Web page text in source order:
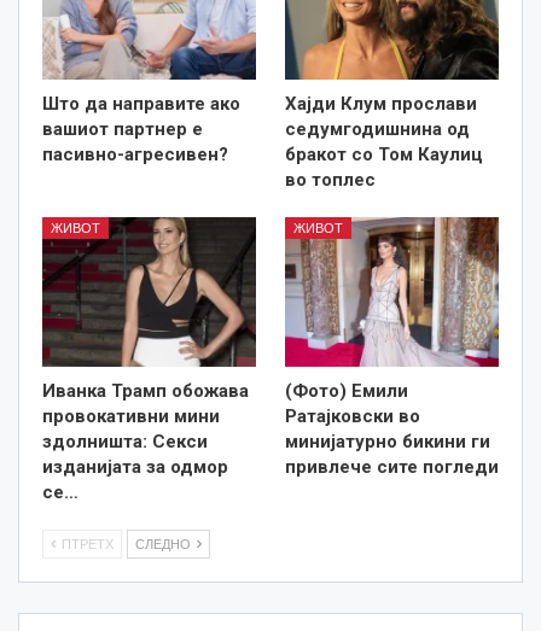
Што да направите ако
вашиот партнер е
пасивно-агресивен?
Хајди Клум прослави
седумгодишнина од
бракот со Том Каулиц
во топлес
ЖИВОТ
Иванка Трамп обожава
провокативни мини
здолништа: Секси
изданијата за одмор
се…
ЖИВОТ
(Фото) Емили
Ратајковски во
минијатурно бикини ги
привлече сите погледи
ПТРЕТХ СЛЕДНО